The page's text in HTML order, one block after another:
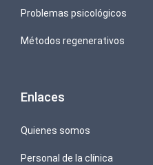
Problemas psicológicos
Métodos regenerativos
Enlaces
Quienes somos
Personal de la clínica